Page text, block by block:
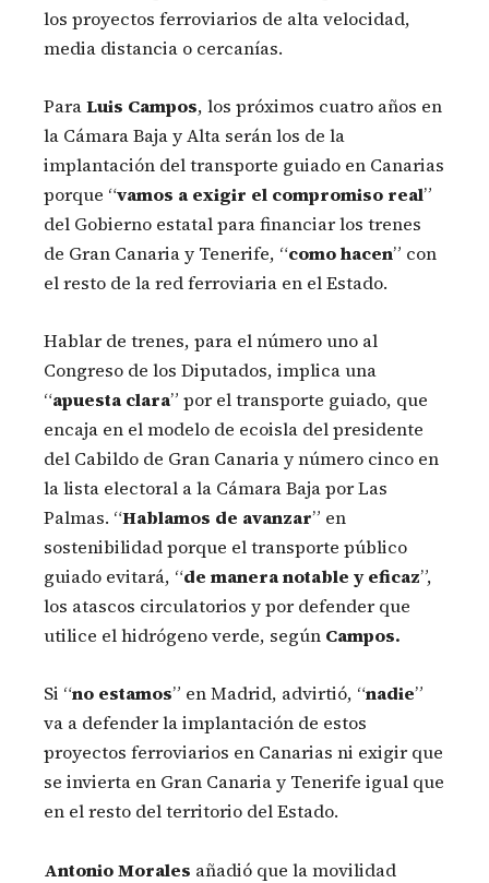
los proyectos ferroviarios de alta velocidad,
media distancia o cercanías.
ParaLuis Campos, los próximos cuatro años en
la Cámara Baja y Alta serán los de la
implantación del transporte guiado en Canarias
porque “vamos a exigir el compromiso real”
del Gobierno estatal para financiar los trenes
de Gran Canaria y Tenerife, “como hacen” con
el resto de la red ferroviaria en el Estado.
Hablar de trenes, para el número uno al
Congreso de los Diputados, implica una
“apuesta clara” por el transporte guiado, que
encaja en el modelo de ecoisla del presidente
del Cabildo de Gran Canaria y número cinco en
la lista electoral a la Cámara Baja por Las
Palmas. “Hablamos de avanzar” en
sostenibilidad porque el transporte público
guiado evitará, “de manera notable y eficaz”,
los atascos circulatorios y por defender que
utilice el hidrógeno verde, según Campos.
Si “no estamos” en Madrid, advirtió, “nadie”
va a defender la implantación de estos
proyectos ferroviarios en Canarias ni exigir que
se invierta en Gran Canaria y Tenerife igual que
en el resto del territorio del Estado.
Antonio Morales añadió que la movilidad